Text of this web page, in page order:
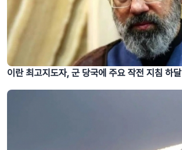
이란 최고지도자, 군 당국에 주요 작전 지침 하달